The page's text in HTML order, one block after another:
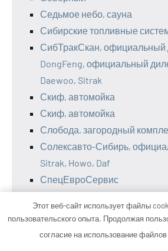
Седьмое небо, сауна
Сибирские топливные
СибТракСкан, официальный
DongFeng, официальный
Daewoo, Sitrak
Скиф, автомойка
Скиф, автомойка
Слобода, загородный
Солексавто-Сибирь,
Sitrak, Howo, Daf
СпецЕвроСервис
Старт
СТО
Этот веб-сайт использует файлы
пользовательского опыта. Продолжая
согласие на использование